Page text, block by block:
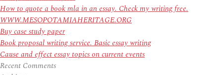
How to quote a book mla in an essay. Check my writing free.
WWW.MESOPOTAMIAHERITAGE.ORG
Buy case study paper
Book proposal writing service. Basic essay writing
Cause and effect essay topics on current events
Recent Comments